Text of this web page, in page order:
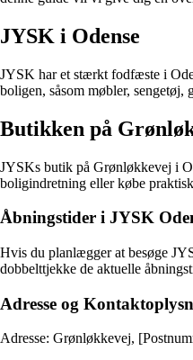
JYSK i Odense
JYSK har et stærkt fodfæste i
boligen, såsom møbler, sengetøj,
Butikken på
JYSKs butik på Grønløkkevej i
boligindretning eller købe
Åbningstider i JYSK
Hvis du planlægger at besøge
dobbelttjekke de aktuelle
Adresse og
Adresse: Grønløkkevej,